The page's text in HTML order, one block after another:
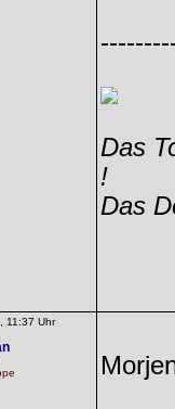
Das
!
Das
11:37 Uhr